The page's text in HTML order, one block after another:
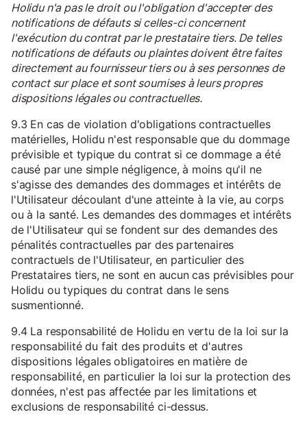
Holidu n'a pas le droit ou l'obligation d'accepter des
notifications de défauts si celles-ci concernent
l'exécution du contrat par le prestataire tiers. De telles
notifications de défauts ou plaintes doivent être faites
directement au fournisseur tiers ou à ses personnes de
contact sur place et sont soumises à leurs propres
dispositions légales ou contractuelles.
9.3 En cas de violation d'obligations contractuelles
matérielles, Holidu n'est responsable que du dommage
prévisible et typique du contrat si ce dommage a été
causé par une simple négligence, à moins qu'il ne
s'agisse des demandes des dommages et intérêts de
l'Utilisateur découlant d'une atteinte à la vie, au corps
ou à la santé. Les demandes des dommages et intérêts
de l'Utilisateur qui se fondent sur des demandes des
pénalités contractuelles par des partenaires
contractuels de l'Utilisateur, en particulier des
Prestataires tiers, ne sont en aucun cas prévisibles pour
Holidu ou typiques du contrat dans le sens
susmentionné.
9.4 La responsabilité de Holidu en vertu de la loi sur la
responsabilité du fait des produits et d'autres
dispositions légales obligatoires en matière de
responsabilité, en particulier la loi sur la protection des
données, n'est pas affectée par les limitations et
exclusions de responsabilité ci-dessus.